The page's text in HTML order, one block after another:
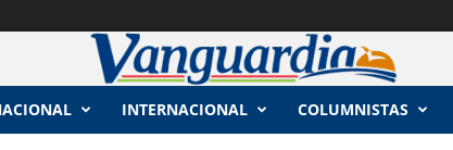
INTERNACIONAL COLUMNISTAS